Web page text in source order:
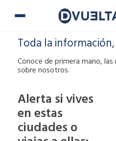
Toda la
Conoce de primera mano,
sobre nosotros.
Alerta si vives
en estas
ciudades o